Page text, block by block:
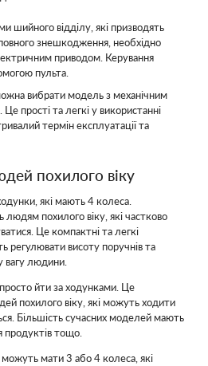
шийного відділу, які призводять
знешкодження, необхідно
приводом. Керування
пульта.
вибрати модель з механічним
прості та легкі у використанні
термін експлуатації та
похилого віку
які мають 4 колеса.
похилого віку, які частково
Це компактні та легкі
регулювати висоту поручнів та
вагу людини.
йти за ходунками. Це
похилого віку, які можуть ходити
Більшість сучасних моделей мають
продуктів тощо.
мати 3 або 4 колеса, які